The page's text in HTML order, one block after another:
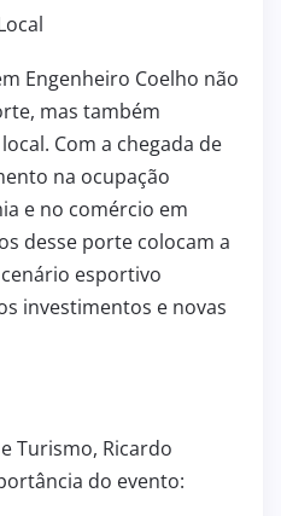
Engenheiro Coelho não
mas também
Com a chegada de
na ocupação
e no comércio em
desse porte colocam a
esportivo
investimentos e novas
Turismo, Ricardo
do evento: